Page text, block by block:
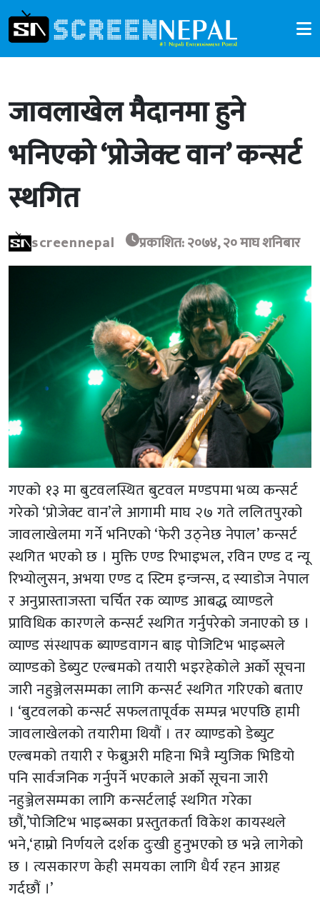
जावलाखेल मैदानमा हुने
भनिएको ‘प्रोजेक्ट वान’ कन्सर्ट
स्थगित
screennepal प्रकाशित: २०७४, २० माघ शनिबार
गएको १३ मा बुटवलस्थित बुटवल मण्डपमा भव्य कन्सर्ट
गरेको ‘प्रोजेक्ट वान’ले आगामी माघ २७ गते ललितपुरको
जावलाखेलमा गर्ने भनिएको ‘फेरी उठ्नेछ नेपाल’ कन्सर्ट
स्थगित भएको छ । मुक्ति एण्ड रिभाइभल, रविन एण्ड द न्यू
रिभ्योलुसन, अभया एण्ड द स्टिम इन्जन्स, द स्याडोज नेपाल
र अनुप्रास्ताजस्ता चर्चित रक व्याण्ड आबद्ध व्याण्डले
प्राविधिक कारणले कन्सर्ट स्थगित गर्नुपरेको जनाएको छ ।
व्याण्ड संस्थापक ब्याण्डवागन बाइ पोजिटिभ भाइब्सले
व्याण्डको डेब्युट एल्बमको तयारी भइरहेकोले अर्को सूचना
जारी नहुञ्जेलसम्मका लागि कन्सर्ट स्थगित गरिएको बताए
। ‘बुटवलको कन्सर्ट सफलतापूर्वक सम्पन्न भएपछि हामी
जावलाखेलको तयारीमा थियौं । तर व्याण्डको डेब्युट
एल्बमको तयारी र फेब्रुअरी महिना भित्रै म्युजिक भिडियो
पनि सार्वजनिक गर्नुपर्ने भएकाले अर्को सूचना जारी
नहुञ्जेलसम्मका लागि कन्सर्टलाई स्थगित गरेका
छौं,’पोजिटिभ भाइब्सका प्रस्तुतकर्ता विकेश कायस्थले
भने,‘हाम्रो निर्णयले दर्शक दुःखी हुनुभएको छ भन्ने लागेको
छ । त्यसकारण केही समयका लागि धैर्य रहन आग्रह
गर्दछौं ।’